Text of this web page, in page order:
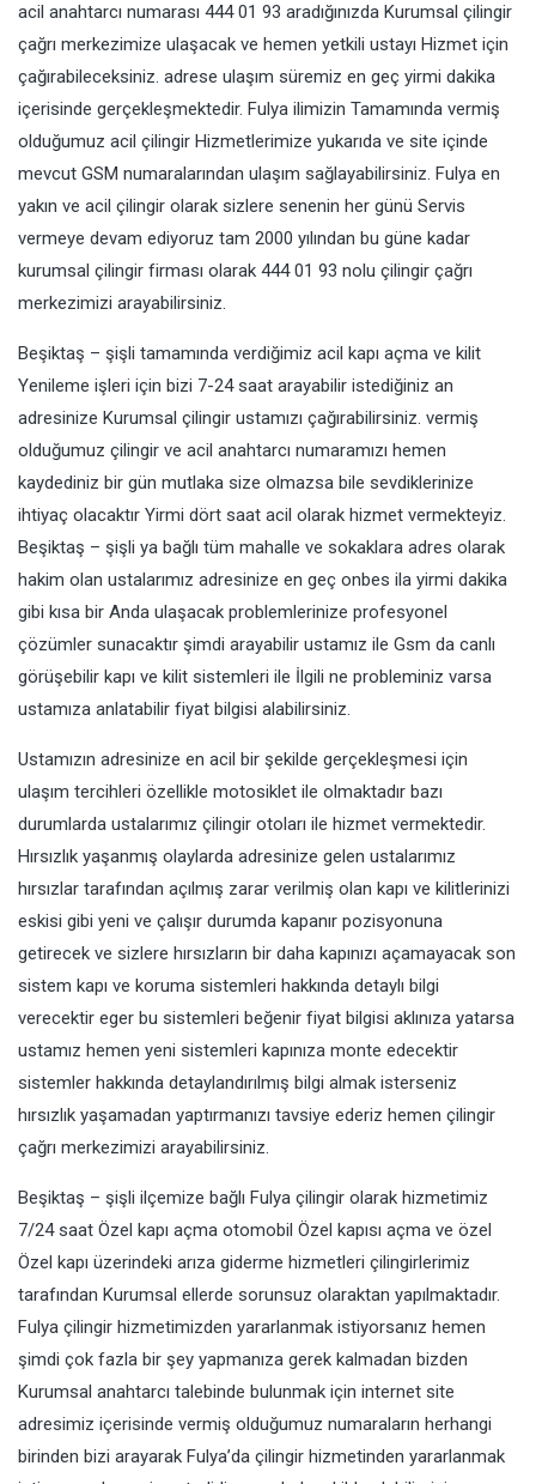
acil anahtarcı numarası 444 01 93 aradığınızda Kurumsal çilingir
çağrı merkezimize ulaşacak ve hemen yetkili ustayı Hizmet için
çağırabileceksiniz. adrese ulaşım süremiz en geç yirmi dakika
içerisinde gerçekleşmektedir. Fulya ilimizin Tamamında vermiş
olduğumuz acil çilingir Hizmetlerimize yukarıda ve site içinde
mevcut GSM numaralarından ulaşım sağlayabilirsiniz. Fulya en
yakın ve acil çilingir olarak sizlere senenin her günü Servis
vermeye devam ediyoruz tam 2000 yılından bu güne kadar
kurumsal çilingir firması olarak 444 01 93 nolu çilingir çağrı
merkezimizi arayabilirsiniz.
Beşiktaş – şişli tamamında verdiğimiz acil kapı açma ve kilit
Yenileme işleri için bizi 7-24 saat arayabilir istediğiniz an
adresinize Kurumsal çilingir ustamızı çağırabilirsiniz. vermiş
olduğumuz çilingir ve acil anahtarcı numaramızı hemen
kaydediniz bir gün mutlaka size olmazsa bile sevdiklerinize
ihtiyaç olacaktır Yirmi dört saat acil olarak hizmet vermekteyiz.
Beşiktaş – şişli ya bağlı tüm mahalle ve sokaklara adres olarak
hakim olan ustalarımız adresinize en geç onbes ila yirmi dakika
gibi kısa bir Anda ulaşacak problemlerinize profesyonel
çözümler sunacaktır şimdi arayabilir ustamız ile Gsm da canlı
görüşebilir kapı ve kilit sistemleri ile İlgili ne probleminiz varsa
ustamıza anlatabilir fiyat bilgisi alabilirsiniz.
Ustamızın adresinize en acil bir şekilde gerçekleşmesi için
ulaşım tercihleri özellikle motosiklet ile olmaktadır bazı
durumlarda ustalarımız çilingir otoları ile hizmet vermektedir.
Hırsızlık yaşanmış olaylarda adresinize gelen ustalarımız
hırsızlar tarafından açılmış zarar verilmiş olan kapı ve kilitlerinizi
eskisi gibi yeni ve çalışır durumda kapanır pozisyonuna
getirecek ve sizlere hırsızların bir daha kapınızı açamayacak son
sistem kapı ve koruma sistemleri hakkında detaylı bilgi
verecektir eger bu sistemleri beğenir fiyat bilgisi aklınıza yatarsa
ustamız hemen yeni sistemleri kapınıza monte edecektir
sistemler hakkında detaylandırılmış bilgi almak isterseniz
hırsızlık yaşamadan yaptırmanızı tavsiye ederiz hemen çilingir
çağrı merkezimizi arayabilirsiniz.
Beşiktaş – şişli ilçemize bağlı Fulya çilingir olarak hizmetimiz
7/24 saat Özel kapı açma otomobil Özel kapısı açma ve özel
Özel kapı üzerindeki arıza giderme hizmetleri çilingirlerimiz
tarafından Kurumsal ellerde sorunsuz olaraktan yapılmaktadır.
Fulya çilingir hizmetimizden yararlanmak istiyorsanız hemen
şimdi çok fazla bir şey yapmanıza gerek kalmadan bizden
Kurumsal anahtarcı talebinde bulunmak için internet site
adresimiz içerisinde vermiş olduğumuz numaraların herhangi
birinden bizi arayarak Fulya’da çilingir hizmetinden yararlanmak